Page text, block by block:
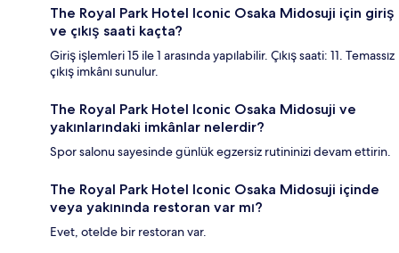
The Royal Park Hotel Iconic Osaka Midosuji için giriş
ve çıkış saati kaçta?
Giriş işlemleri 15 ile 1 arasında yapılabilir. Çıkış saati: 11. Temassız
çıkış imkânı sunulur.
The Royal Park Hotel Iconic Osaka Midosuji ve
yakınlarındaki imkânlar nelerdir?
Spor salonu sayesinde günlük egzersiz rutininizi devam ettirin.
The Royal Park Hotel Iconic Osaka Midosuji içinde
veya yakınında restoran var mı?
Evet, otelde bir restoran var.